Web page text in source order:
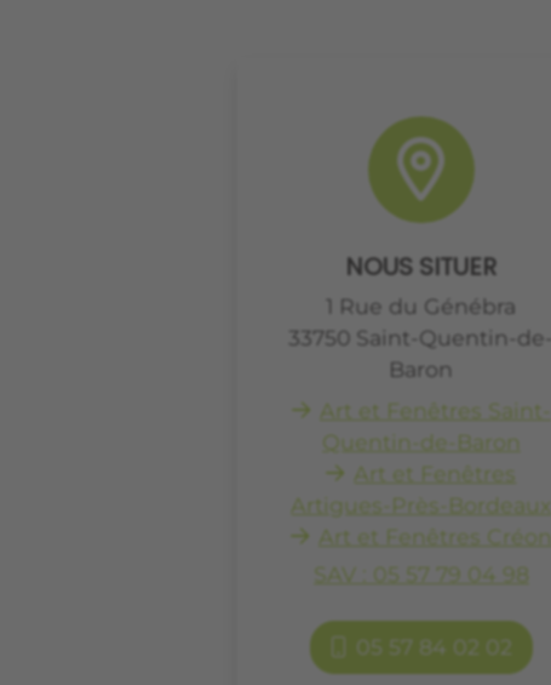
NOUS SITUER
1 Rue du Génébra
33750 Saint-Quentin-de-
Baron
Art et Fenêtres Saint-
Quentin-de-Baron
Art et Fenêtres
Artigues-Près-Bordeaux
Art et Fenêtres Créon
SAV : 05 57 79 04 98
05 57 84 02 02